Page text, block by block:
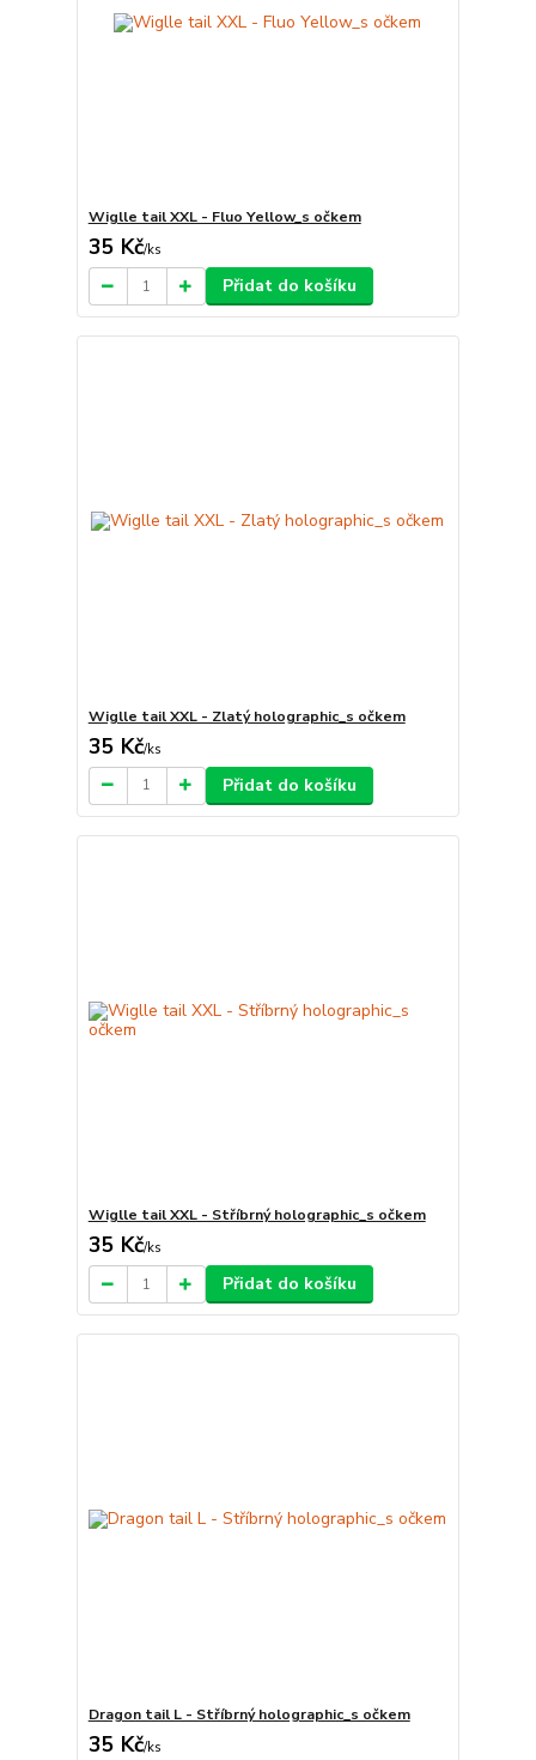
Wiglle tail XXL - Fluo Yellow_s očkem
35 Kč/ks
Přidat do košíku
Wiglle tail XXL - Zlatý holographic_s očkem
35 Kč/ks
Přidat do košíku
Wiglle tail XXL - Stříbrný holographic_s očkem
35 Kč/ks
Přidat do košíku
Dragon tail L - Stříbrný holographic_s očkem
35 Kč/ks